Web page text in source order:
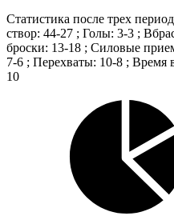
Статистика после трех
створ: 44-27 ; Голы: 3-3 ;
броски: 13-18 ; Силовые
7-6 ; Перехваты: 10-8 ; Время
10